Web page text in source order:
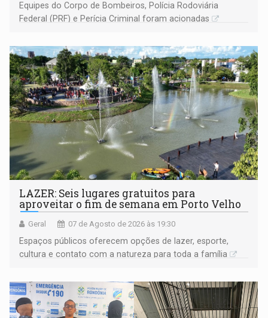
Equipes do Corpo de Bombeiros, Polícia Rodoviária
Federal (PRF) e Perícia Criminal foram acionadas
LAZER: Seis lugares gratuitos para
aproveitar o fim de semana em Porto Velho
Geral 07 de Agosto de 2026 às 19:30
Espaços públicos oferecem opções de lazer, esporte,
cultura e contato com a natureza para toda a família